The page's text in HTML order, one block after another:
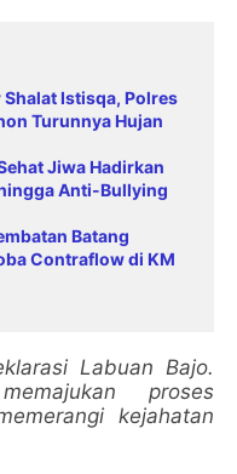
Shalat Istisqa, Polres
Turunnya Hujan
Jiwa Hadirkan
Anti-Bullying
Batang
Contraflow di KM
Labuan Bajo.
proses
kejahatan